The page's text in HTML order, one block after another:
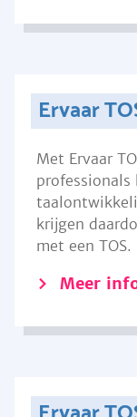
Ervaar
Met Ervaar
professionals
krijgen
met een TOS.
Meer